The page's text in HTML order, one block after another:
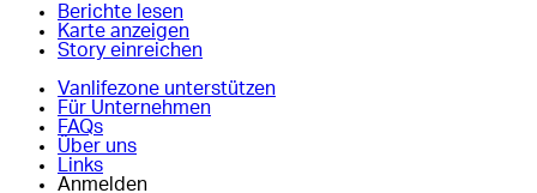
Berichte lesen
Karte anzeigen
Story einreichen
Vanlifezone unterstützen
Für Unternehmen
FAQs
Über uns
Links
Anmelden